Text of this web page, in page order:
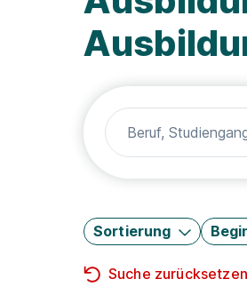
Sortierung
Suche zurücksetzen